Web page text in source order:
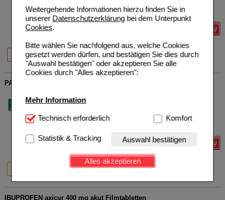
Weitergehende Informationen hierzu finden Sie in
unserer Datenschutzerklärungbei dem Unterpunkt
Cookies.
Bitte wählen Sie nachfolgend aus, welche Cookies
gesetzt werden dürfen, und bestätigen Sie dies durch
"Auswahl bestätigen" oder akzeptieren Sie alle
Cookies durch "Alles akzeptieren":
Mehr Information
Technisch Notwendig:Hierbei handelt es sich um
Website notwendig sind (z.B. Navigation, Warenkorb,
Kundenkonto), weshalb auf diese nicht verzichtet
werden kann.
Einkaufserlebnis noch ansprechender zu gestalten,
beispielsweise für die Wiedererkennung des
Technisch erforderlich Komfort
Statistik & Tracking Auswahl bestätigen
Alles akzeptieren
Max. Abgabe:
10 St
46%
20 St
31%
50 St
27%
PANTOPRAZOL axicur 20 mg magensaftres.Tabletten
14293460
magensaftresistent
1,95 €
Details
14 St
70%
IBUPROFEN axicur 400 mg akut Filmtabletten